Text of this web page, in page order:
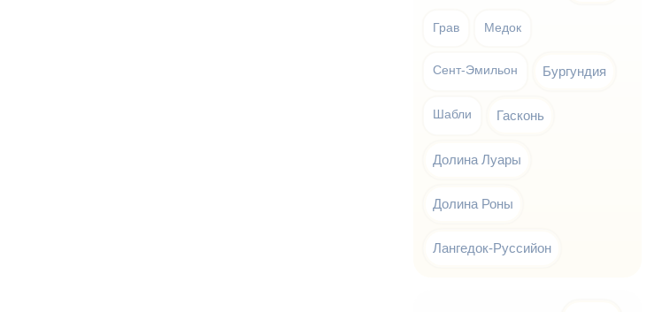
Грав Медок
Сент-Эмильон Бургундия
Шабли Гасконь
Долина Луары
Долина Роны
Лангедок-Руссийон